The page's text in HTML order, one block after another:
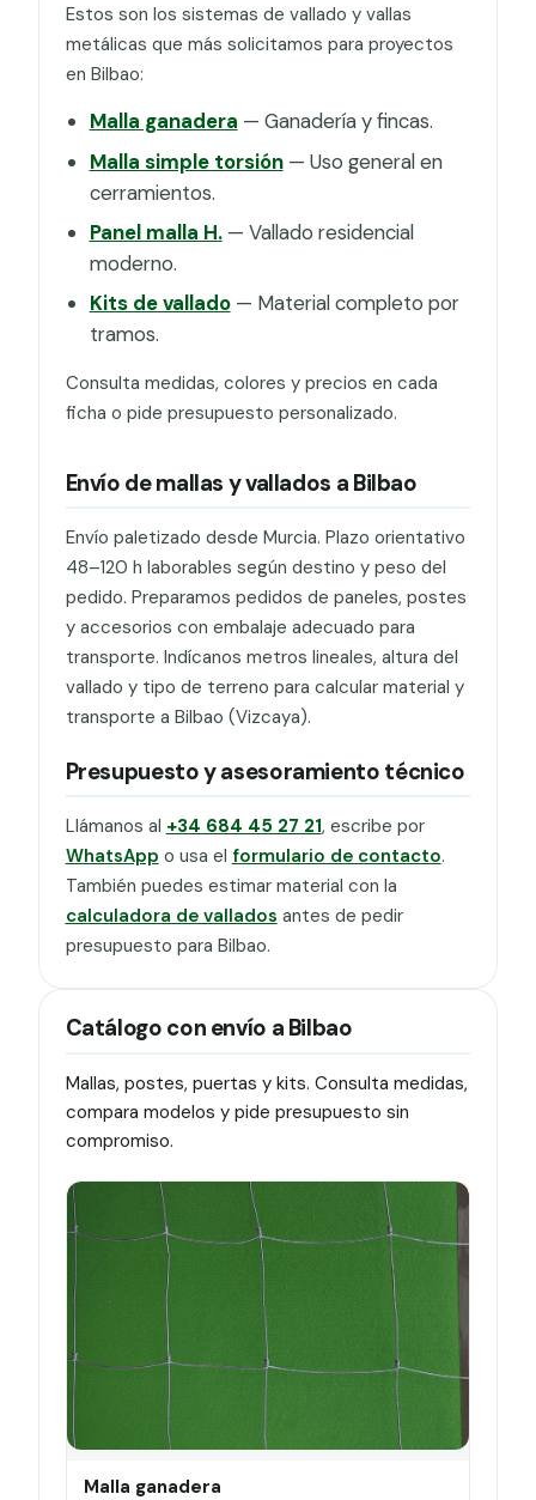
Estos son los sistemas de vallado y vallas
metálicas que más solicitamos para proyectos
en Bilbao:
Malla ganadera — Ganadería y fincas.
Malla simple torsión— Uso general en
cerramientos.
Panel malla H.— Vallado residencial
moderno.
Kits de vallado— Material completo por
tramos.
Consulta medidas, colores y precios en cada
ficha o pide presupuesto personalizado.
Envío de mallas y vallados a Bilbao
Envío paletizado desde Murcia. Plazo orientativo
48–120 h laborables según destino y peso del
pedido. Preparamos pedidos de paneles, postes
y accesorios con embalaje adecuado para
transporte. Indícanos metros lineales, altura del
vallado y tipo de terreno para calcular material y
transporte a Bilbao (Vizcaya).
Presupuesto y asesoramiento técnico
Llámanos al +34 684 45 27 21, escribe por
WhatsApp o usa el formulario de contacto.
También puedes estimar material con la
calculadora de vallados antes de pedir
presupuesto para Bilbao.
Catálogo con envío a Bilbao
Mallas, postes, puertas y kits. Consulta medidas,
compara modelos y pide presupuesto sin
compromiso.
Malla ganadera